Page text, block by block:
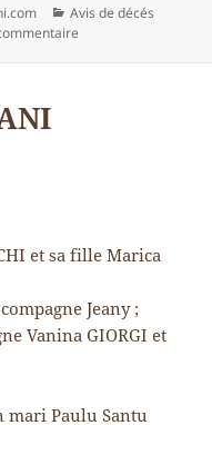
Catégories
Avis de décés
et sa fille Marica
Jeany ;
Vanina GIORGI et
mari Paulu Santu